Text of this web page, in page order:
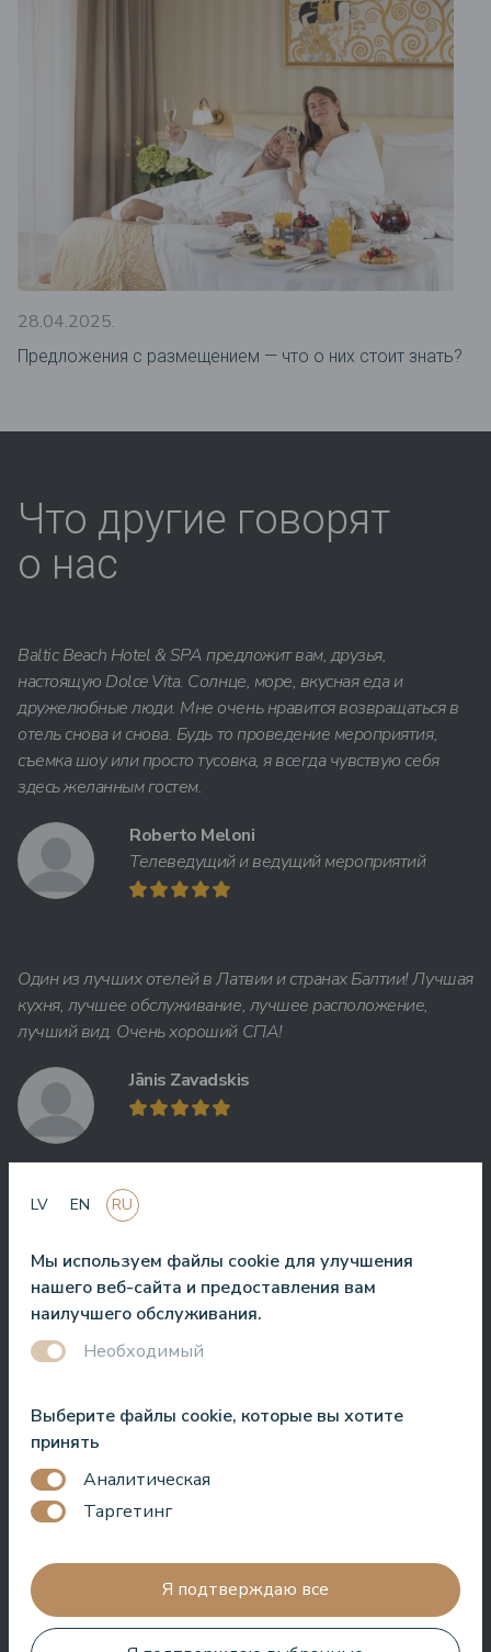
28.04.2025.
Предложения c размещением — что о них стоит знать?
Что другие говорят
о нас
Baltic Beach Hotel & SPA предложит вам, друзья,
настоящую Dolce Vita. Солнце, море, вкусная еда и
дружелюбные люди. Мне очень нравится возвращаться в
отель снова и снова. Будь то проведение мероприятия,
съемка шоу или просто тусовка, я всегда чувствую себя
здесь желанным гостем.
Roberto Meloni
Телеведущий и ведущий мероприятий
Один из лучших отелей в Латвии и странах Балтии! Лучшая
кухня, лучшее обслуживание, лучшее расположение,
лучший вид. Очень хороший СПА!
Jānis Zavadskis
Хороший отель для проведения времени в СПА. Номера
хорошие, расположение рядом с морем. Бармены
дружелюбны и приготовили отличный коктейль.
Aleks Aves
Очень хороший СПА, удивительные процедуры, хорошие
номера, вкусная еда и полезное обслуживание. Нам очень
понравилось.
Zuza Ritter
LV EN RU
Мы используем файлы cookie для улучшения
нашего веб-сайта и предоставления вам
наилучшего обслуживания.
Необходимый
Выберите файлы cookie, которые вы хотите
принять
Аналитическая
Таргетинг
Я подтверждаю все